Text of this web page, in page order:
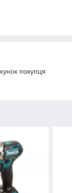
покупця